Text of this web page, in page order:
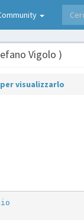
Vigolo )
visualizzarlo